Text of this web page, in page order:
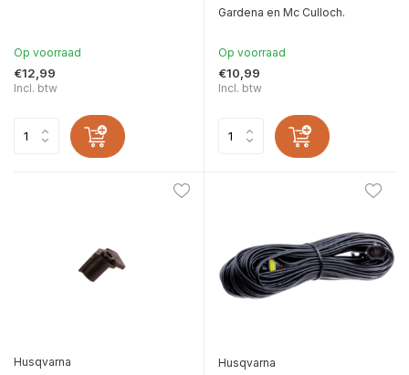
Op voorraad
€12,99
Incl. btw
Gardena en Mc Culloch.
Op voorraad
€10,99
Incl. btw
Husqvarna Husqvarna